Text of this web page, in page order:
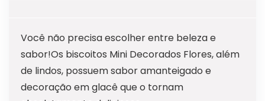
Você não precisa escolher entre beleza e
sabor!Os biscoitos Mini Decorados Flores, além
de lindos, possuem sabor amanteigado e
decoração em glacê que o tornam